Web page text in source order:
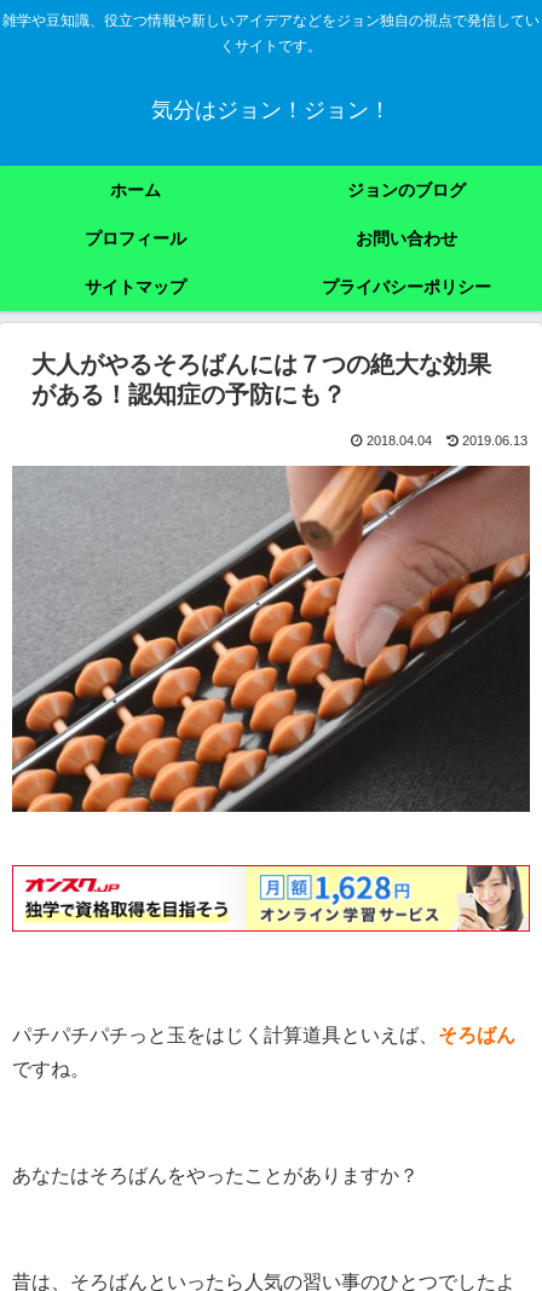
雑学や豆知識、役立つ情報や新しいアイデアなどをジョン独自の視点で発信してい
くサイトです。
気分はジョン！ジョン！
ホーム ジョンのブログ
プロフィール お問い合わせ
サイトマップ プライバシーポリシー
大人がやるそろばんには７つの絶大な効果
がある！認知症の予防にも？
2018.04.04 2019.06.13
パチパチパチっと玉をはじく計算道具といえば、 そろばん
ですね。
あなたはそろばんをやったことがありますか？
昔は、そろばんといったら人気の習い事のひとつでしたよ